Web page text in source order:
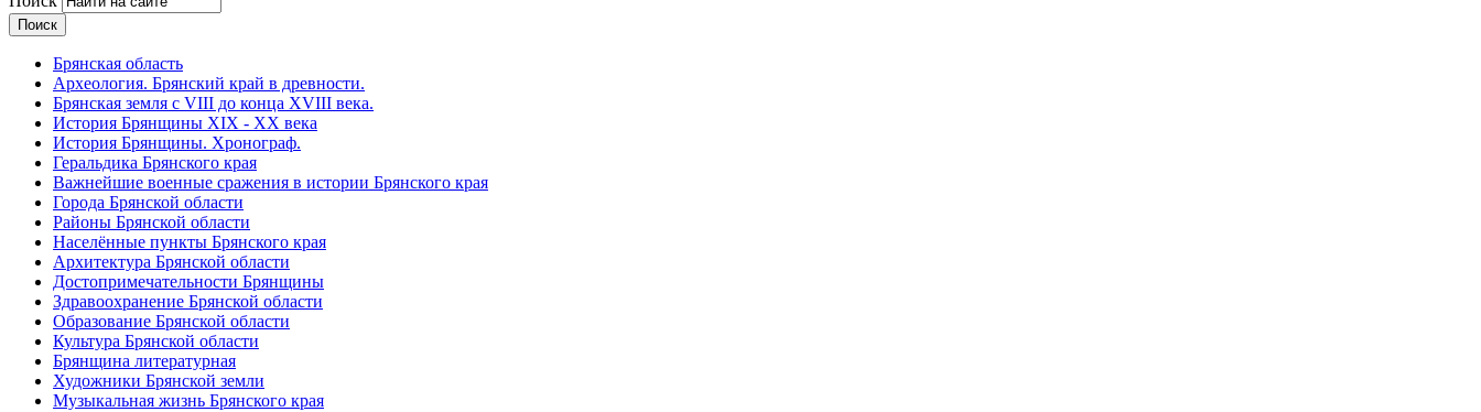
Брянская область
Археология. Брянский край в древности.
Брянская земля с VIII до конца XVIII века.
История Брянщины XIX - XX века
История Брянщины. Хронограф.
Геральдика Брянского края
Важнейшие военные сражения в истории Брянского края
Города Брянской области
Районы Брянской области
Населённые пункты Брянского края
Архитектура Брянской области
Достопримечательности Брянщины
Здравоохранение Брянской области
Образование Брянской области
Культура Брянской области
Брянщина литературная
Художники Брянской земли
Музыкальная жизнь Брянского края